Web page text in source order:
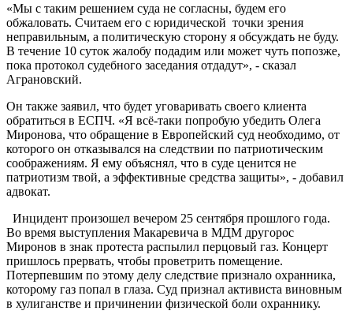
«Мы с таким решением суда не согласны, будем его
обжаловать. Считаем его с юридической точки зрения
неправильным, а политическую сторону я обсуждать не буду.
В течение 10 суток жалобу подадим или может чуть попозже,
пока протокол судебного заседания отдадут», - сказал
Аграновский.
Он также заявил, что будет уговаривать своего клиента
обратиться в ЕСПЧ. «Я всё-таки попробую убедить Олега
Миронова, что обращение в Европейский суд необходимо, от
которого он отказывался на следствии по патриотическим
соображениям. Я ему объяснял, что в суде ценится не
патриотизм твой, а эффективные средства защиты», - добавил
адвокат.
Инцидент произошел вечером 25 сентября прошлого года.
Во время выступления Макаревича в МДМ другорос
Миронов в знак протеста распылил перцовый газ. Концерт
пришлось прервать, чтобы проветрить помещение.
Потерпевшим по этому делу следствие признало охранника,
которому газ попал в глаза. Суд признал активиста виновным
в хулиганстве и причинении физической боли охраннику.